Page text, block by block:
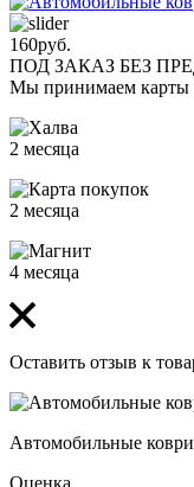
160руб.
ПОД ЗАКАЗ БЕЗ
Мы принимаем карты
2 месяца
2 месяца
4 месяца
Оставить отзыв к
Автомобильные
Оценка